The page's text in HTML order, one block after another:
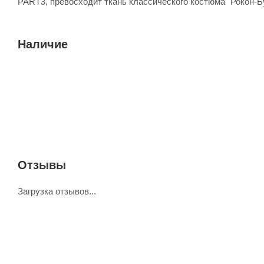
Наличие
Отзывы
Загрузка отзывов...